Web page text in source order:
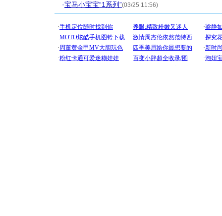
·宝马小宝宝“1系列”(03/25 11:56)